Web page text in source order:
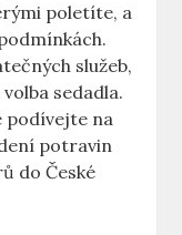
poletíte, ⁢a
služeb,
⁣sedadla.‌
podívejte na⁢
‌potravin
⁢do‌ České​